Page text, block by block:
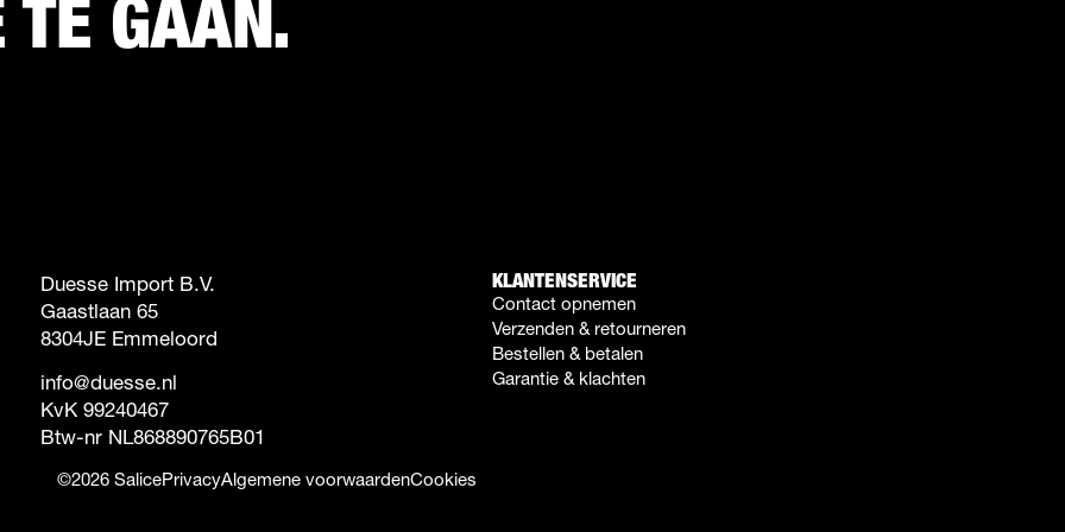
TE GAAN.
Duesse Import B.V.
Gaastlaan 65
8304JE Emmeloord
info@duesse.nl
KvK 99240467
Btw-nr NL868890765B01
KLANTENSERVICE
Contact opnemen
Verzenden & retourneren
Bestellen & betalen
Garantie & klachten
©2026 SalicePrivacyAlgemene voorwaardenCookies